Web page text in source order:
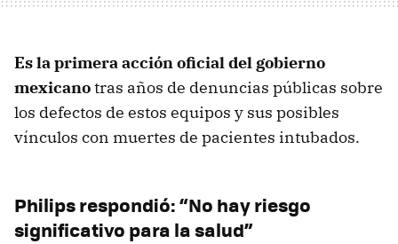
Es la primera acción oficial del gobierno
mexicanotras años de denuncias públicas sobre
los defectos de estos equipos y sus posibles
vínculos con muertes de pacientes intubados.
Philips respondió: “No hay riesgo
significativo para la salud”